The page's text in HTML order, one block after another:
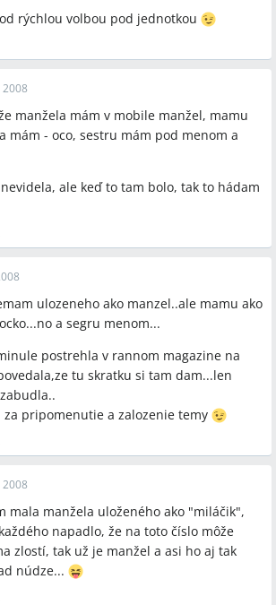
rýchlou volbou pod jednotkou
manžela mám v mobile manžel, mamu
mám - oco, sestru mám pod menom a
ale keď to tam bolo, tak to hádam
ulozeneho ako manzel..ale mamu ako
a segru menom...
postrehla v rannom magazine na
tu skratku si tam dam...len
za pripomenutie a zalozenie temy
mala manžela uloženého ako "miláčik",
napadlo, že na toto číslo môže
zlostí, tak už je manžel a asi ho aj tak
núdze...